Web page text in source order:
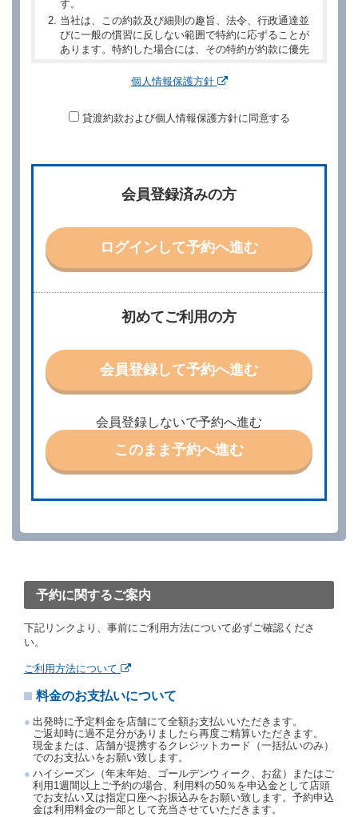
す。
当社は、この約款及び細則の趣旨、法令、行政通達並
びに一般の慣習に反しない範囲で特約に応ずることが
あります。特約した場合には、その特約が約款に優先
第２条（予約の申込み）
所、運転者、チャイルドシート等付属品の要否、その
他の借受条件（以下「借受条件」といいます。）を明
社は、電話連絡並びに電子メールによる予約に応じま
すが、予約内容と実際に相違があった場合でも当社は
責任を負わないものとします。
当社は、借受人から予約の申込みがあったときは、原
則として、当社の保有するレンタカーの範囲内で予約
特に認める場合を除き、別に定める予約申込金を支払
第３条（予約の変更）
借受人は、前条第１項の借受条件を変更しようとする
ときは、あらかじめ当社の承諾を受けなければならな
第４条（予約の取消し等）
借受人は、別に定める方法により予約を取り消すこと
前２項の場合、借受人は、別に定めるところにより予
約申込金を借受人に返還するものとします。
当社の都合により、予約が取り消されたとき、又は貸
約申込金を返還するものとします。
若しくは当社のいずれの責にもよらない事由により貸
渡契約が締結されなかったときは、予約は取り消され
たものとします。この場合、当社は受領済の予約申込
金を返還するものとします。
第５条（代替レンタカー）
当社は、借受人から予約のあった車種クラスのレンタ
カーを貸し渡すことができないときは、予約と異なる
車種クラスのレンタカー（以下「代替レンタカー」と
いいます。）の貸渡しを申し入れることができるもの
とします。
個人情報保護方針
貸渡約款および個人情報保護方針に同意する
初めてご利用の方
会員登録して予約へ進む
会員登録しないで予約へ進む
このまま予約へ進む
会員登録済みの方
ログインして予約へ進む
予約に関するご案内
下記リンクより、事前にご利用方法について必ずご確認くださ
い。
ご利用方法について
料金のお支払いについて
出発時に予定料金を店舗にて全額お支払いいただきます。
ご返却時に過不足分がありましたら再度ご精算いただきます。
現金または、店舗が提携するクレジットカード（一括払いのみ）
でのお支払いをお願い致します。
ハイシーズン（年末年始、ゴールデンウィーク、お盆）またはご
利用1週間以上ご予約の場合、利用料の50％を申込金として店頭
でお支払い又は指定口座へお振込みをお願い致します。予約申込
金は利用料金の一部として充当させていただきます。